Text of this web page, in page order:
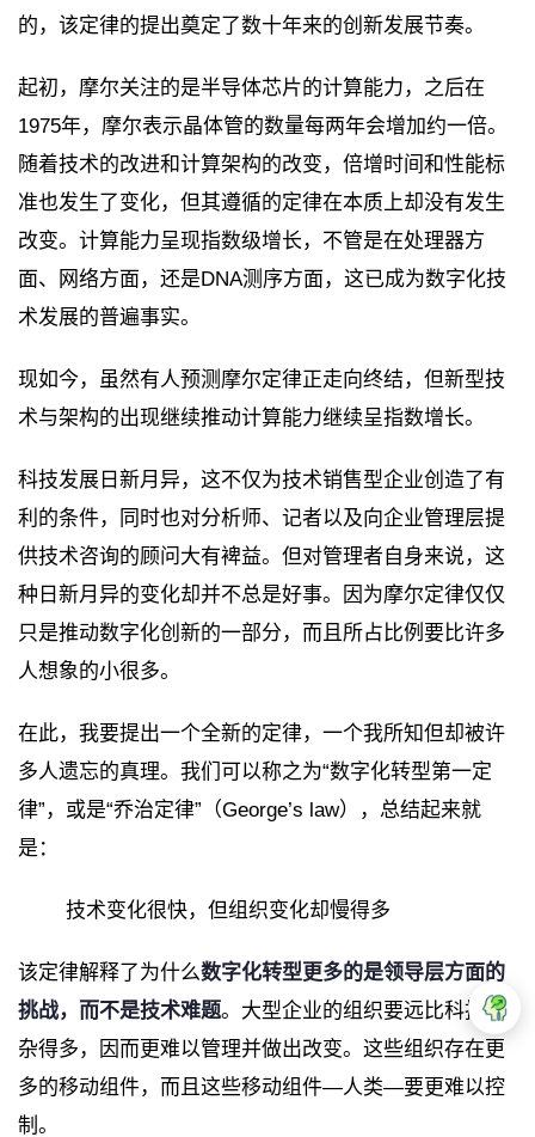
的，该定律的提出奠定了数十年来的创新发展节奏。
起初，摩尔关注的是半导体芯片的计算能力，之后在
1975年，摩尔表示晶体管的数量每两年会增加约一倍。
随着技术的改进和计算架构的改变，倍增时间和性能标
准也发生了变化，但其遵循的定律在本质上却没有发生
改变。计算能力呈现指数级增长，不管是在处理器方
面、网络方面，还是DNA测序方面，这已成为数字化技
术发展的普遍事实。
现如今，虽然有人预测摩尔定律正走向终结，但新型技
术与架构的出现继续推动计算能力继续呈指数增长。
科技发展日新月异，这不仅为技术销售型企业创造了有
利的条件，同时也对分析师、记者以及向企业管理层提
供技术咨询的顾问大有裨益。但对管理者自身来说，这
种日新月异的变化却并不总是好事。因为摩尔定律仅仅
只是推动数字化创新的一部分，而且所占比例要比许多
人想象的小很多。
在此，我要提出一个全新的定律，一个我所知但却被许
多人遗忘的真理。我们可以称之为“数字化转型第一定
律”，或是“乔治定律”（George’s law），总结起来就
是：
技术变化很快，但组织变化却慢得多
该定律解释了为什么数字化转型更多的是领导层方面的
挑战，而不是技术难题。大型企业的组织要远比科技复
杂得多，因而更难以管理并做出改变。这些组织存在更
多的移动组件，而且这些移动组件—人类—要更难以控
制。